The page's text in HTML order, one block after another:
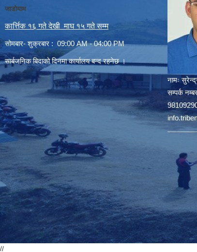
जाडोयाम
कार्त्तिक १६ गते देखी माघ १५ गते सम्म
सोमबार- शुक्रबार : 09:00 AM - 04:00 PM
सार्बजनिक बिदाको दिनमा कार्यालय बन्द रहनेछ ।
नामः
सम्पर्क
//